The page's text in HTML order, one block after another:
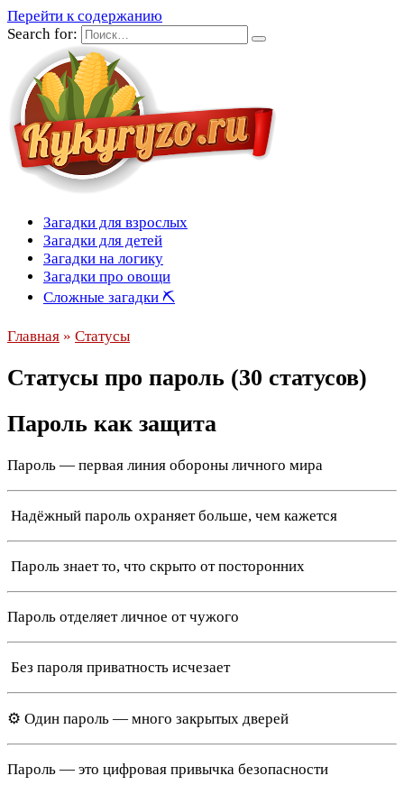
Перейти к содержанию
Search for:
Загадки для взрослых
Загадки для детей
Загадки на логику
Загадки про овощи
Сложные загадки ⛏
Главная » Статусы
Статусы про пароль (30 статусов)
Пароль как защита
Пароль — первая линия обороны личного мира
️ Надёжный пароль охраняет больше, чем кажется
️ Пароль знает то, что скрыто от посторонних
Пароль отделяет личное от чужого
️‍️ Без пароля приватность исчезает
⚙️ Один пароль — много закрытых дверей
Пароль — это цифровая привычка безопасности